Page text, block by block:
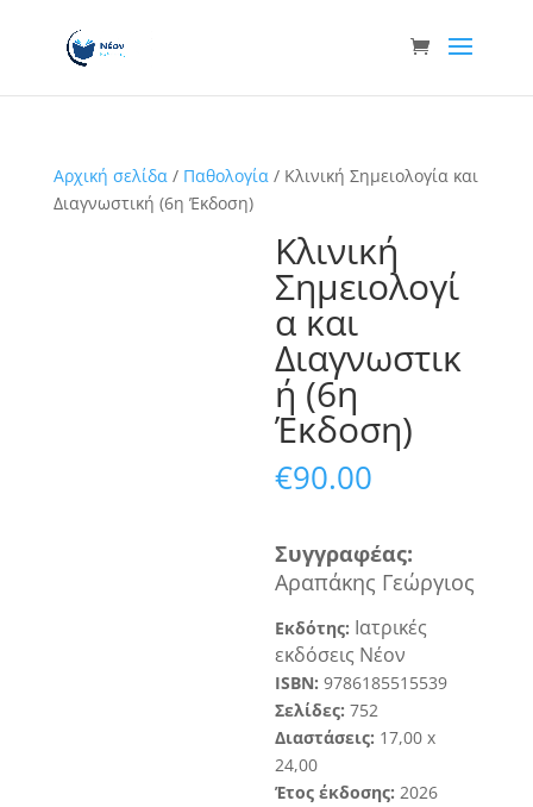
Αρχική σελίδα/ Παθολογία/ Κλινική Σημειολογία και
Διαγνωστική (6η Έκδοση)
Κλινική
Σημειολογί
α και
Διαγνωστικ
ή (6η
Έκδοση)
€90.00
Συγγραφέας:
Αραπάκης Γεώργιος
Εκδότης: Ιατρικές
εκδόσεις Νέον
ISBN:9786185515539
Σελίδες:752
Διαστάσεις: 17,00 x
24,00
Έτος έκδοσης:2026